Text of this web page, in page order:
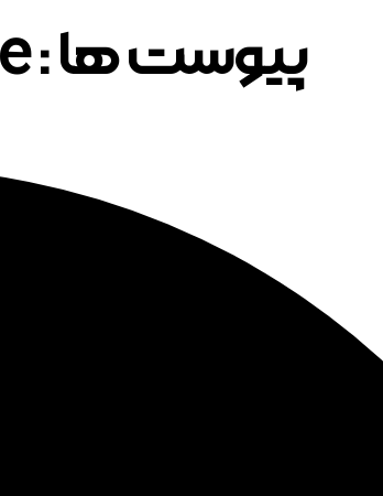
پیوست ها : paper-plane